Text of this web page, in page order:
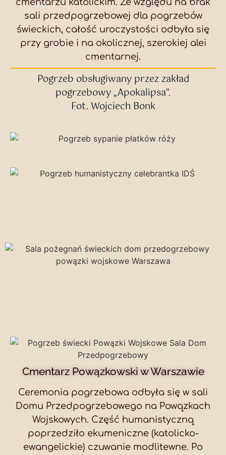
cmentarzu katolickim. Ze względu na brak
sali przedpogrzebowej dla pogrzebów
świeckich, całość uroczystości odbyła się
przy grobie i na okolicznej, szerokiej alei
cmentarnej.
Pogrzeb obsługiwany przez zakład
pogrzebowy „Apokalipsa”.
Fot. Wojciech Bonk
Cmentarz Powązkowski w Warszawie
Ceremonia pogrzebowa odbyła się w sali
Domu Przedpogrzebowego na Powązkach
Wojskowych. Część humanistyczną
poprzedziło ekumeniczne (katolicko-
ewangelickie) czuwanie modlitewne. Po